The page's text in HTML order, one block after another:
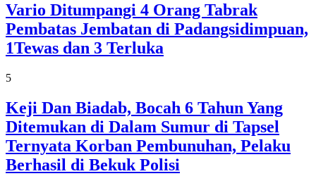
Vario Ditumpangi 4 Orang Tabrak
Pembatas Jembatan di Padangsidimpuan,
1Tewas dan 3 Terluka
5
Keji Dan Biadab, Bocah 6 Tahun Yang
Ditemukan di Dalam Sumur di Tapsel
Ternyata Korban Pembunuhan, Pelaku
Berhasil di Bekuk Polisi